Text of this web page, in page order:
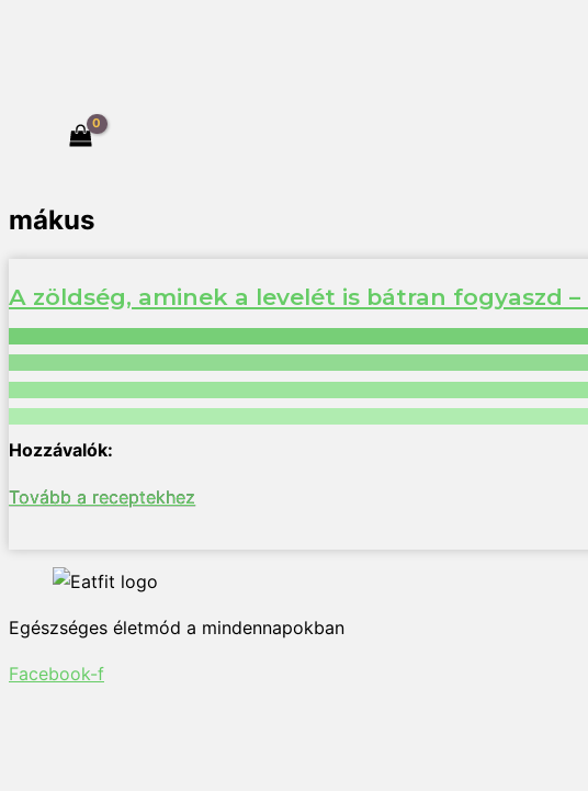
mákus
A zöldség, aminek a levelét is bátran fogyaszd
Tovább a receptekhez
Egészséges életmód a mindennapokban
Facebook-f